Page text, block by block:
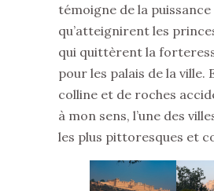
témoigne de la puissance
qu’atteignirent les
qui quittèrent la
pour les palais de la ville.
colline et de roches
à mon sens, l’une des
les plus pittoresques et